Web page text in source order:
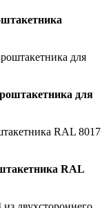
для
RAL